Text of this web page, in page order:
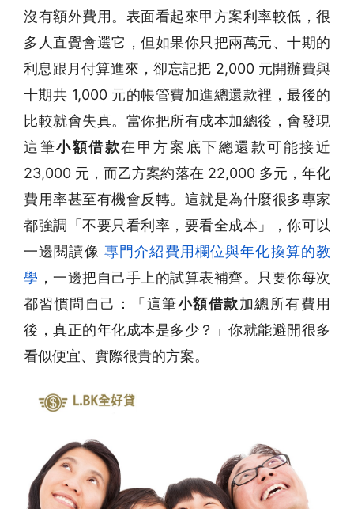
沒有額外費用。表面看起來甲方案利率較低，很
多人直覺會選它，但如果你只把兩萬元、十期的
利息跟月付算進來，卻忘記把 2,000 元開辦費與
十期共 1,000 元的帳管費加進總還款裡，最後的
比較就會失真。當你把所有成本加總後，會發現
這筆小額借款在甲方案底下總還款可能接近
23,000 元，而乙方案約落在 22,000 多元，年化
費用率甚至有機會反轉。這就是為什麼很多專家
都強調「不要只看利率，要看全成本」，你可以
一邊閱讀像 專門介紹費用欄位與年化換算的教
學 ，一邊把自己手上的試算表補齊。只要你每次
都習慣問自己：「這筆小額借款加總所有費用
後，真正的年化成本是多少？」你就能避開很多
看似便宜、實際很貴的方案。